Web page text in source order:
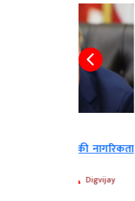
युद्ध के
August
मॉस्को।